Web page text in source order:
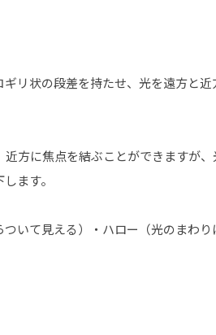
リ状の段差を持たせ、光を遠方と
方に焦点を結ぶことができますが
ます。
いて見える）・ハロー（光のまわ